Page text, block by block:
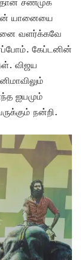
யானையை
வளர்க்கவே
கேப்டனின்
விஜய
ஐயமும்
நன்றி.